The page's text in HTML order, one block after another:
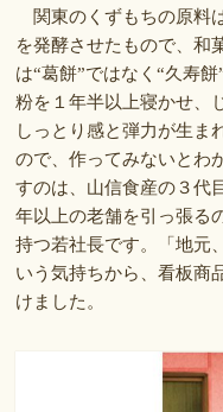
関東のくずもちの原料
を発酵させたもので、和
は“葛餅”ではなく“久寿
粉を１年半以上寝かせ、
しっとり感と弾力が生ま
ので、作ってみないとわ
すのは、山信食産の３代
年以上の老舗を引っ張る
持つ若社長です。「地元
いう気持ちから、看板商
けました。